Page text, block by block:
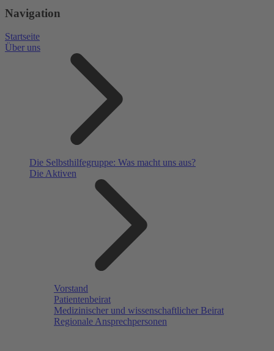
Navigation
Startseite
Über uns
Die Selbsthilfegruppe: Was macht uns aus?
Die Aktiven
Vorstand
Patientenbeirat
Medizinischer und wissenschaftlicher Beirat
Regionale Ansprechpersonen